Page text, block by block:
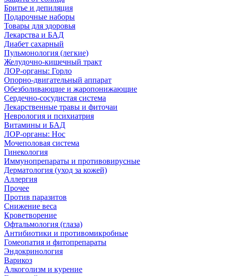
Бритье и депиляция
Подарочные наборы
Товары для здоровья
Лекарства и БАД
Диабет сахарный
Пульмонология (легкие)
Желудочно-кишечный тракт
ЛОР-органы: Горло
Опорно-двигательный аппарат
Обезболивающие и жаропонижающие
Сердечно-сосудистая система
Лекарственные травы и фиточаи
Неврология и психиатрия
Витамины и БАД
ЛОР-органы: Нос
Мочеполовая система
Гинекология
Иммунопрепараты и противовирусные
Дерматология (уход за кожей)
Аллергия
Прочее
Против паразитов
Снижение веса
Кроветворение
Офтальмология (глаза)
Антибиотики и противомикробные
Гомеопатия и фитопрепараты
Эндокринология
Варикоз
Алкоголизм и курение